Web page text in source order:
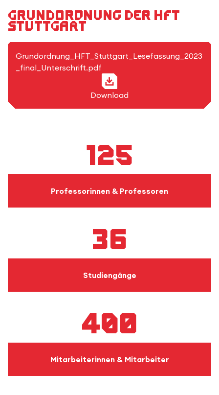
Grundordnung der HFT
Stuttgart
PDF-Format
Grundordnung_HFT_Stuttgart_Lesefassung_2023
_final_Unterschrift.pdf
Download
125
Professorinnen & Professoren
36
Studiengänge
400
Mitarbeiterinnen & Mitarbeiter